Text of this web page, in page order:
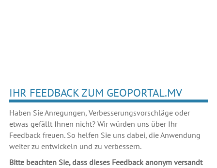
IHR FEEDBACK ZUM GEOPORTAL.MV
Haben Sie Anregungen, Verbesserungsvorschläge oder
etwas gefällt Ihnen nicht? Wir würden uns über Ihr
Feedback freuen. So helfen Sie uns dabei, die Anwendung
weiter zu entwickeln und zu verbessern.
Bitte beachten Sie, dass dieses Feedback anonym versandt